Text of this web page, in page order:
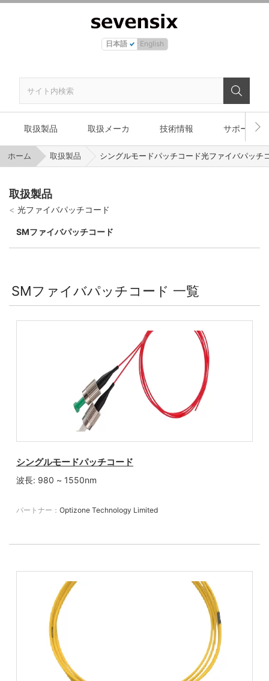
日本語 English
取扱製品 取扱メーカ 技術情報 サポート
ホーム 取扱製品 シングルモードパッチコード光ファイバパッチ
SMファイバパッチコード 一覧
シングルモードパッチコード
波長: 980 ~ 1550nm
パートナー： Optizone Technology Limited
取扱製品
光ファイバパッチコード
SMファイバパッチコード